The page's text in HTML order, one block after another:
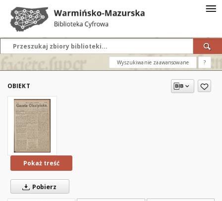
Wyszukiwanie zaawansowane ?
OBIEKT
Pokaż treść
Pobierz